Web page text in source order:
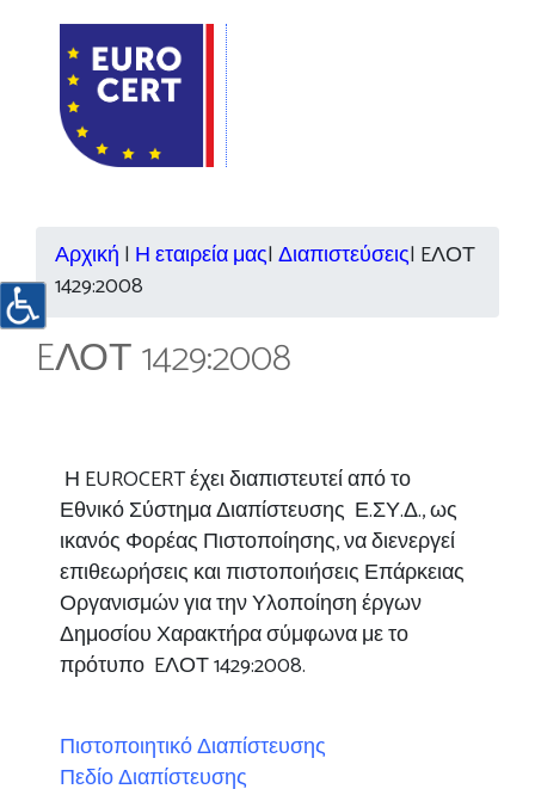
Αρχική | Η εταιρεία μας| Διαπιστεύσεις| EΛΟΤ
1429:2008
EΛΟΤ 1429:2008
Η EUROCERTέχει διαπιστευτεί από το
Εθνικό Σύστημα Διαπίστευσης Ε.ΣΥ.Δ., ως
ικανός Φορέας Πιστοποίησης, να διενεργεί
επιθεωρήσεις και πιστοποιήσεις Επάρκειας
Οργανισμών για την Υλοποίηση έργων
Δημοσίου Χαρακτήρα σύμφωνα με το
πρότυπο EΛΟΤ 1429:2008.
Πιστοποιητικό Διαπίστευσης
Πεδίο Διαπίστευσης